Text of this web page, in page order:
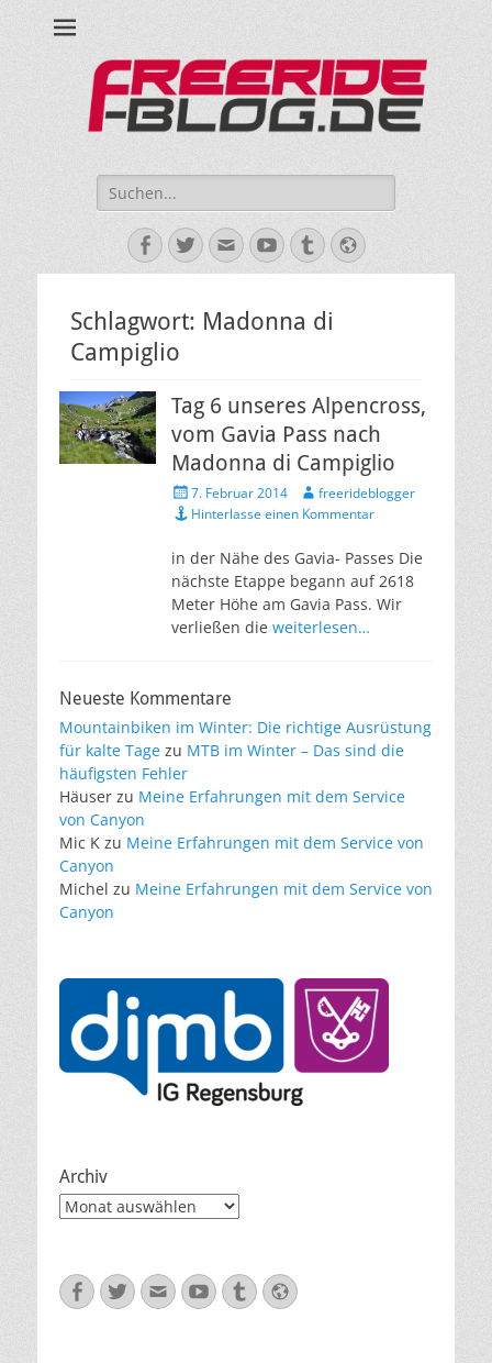
Suche
nach:
Facebook
Twitter
E-
Mail
YouTube
TumblrWebsite
Schlagwort: Madonna di
Campiglio
Tag 6 unseres Alpencross,
vom Gavia Pass nach
Madonna di Campiglio
Veröffentlicht
am
7. Februar 2014 Autorfreerideblogger
Hinterlasse einen Kommentar
in der Nähe des Gavia- Passes Die
nächste Etappe begann auf 2618
Meter Höhe am Gavia Pass. Wir
verließen die weiterlesen…
Neueste Kommentare
Mountainbiken im Winter: Die richtige Ausrüstung
für kalte Tage zu MTB im Winter – Das sind die
häufigsten Fehler
Häuser zu Meine Erfahrungen mit dem Service
von Canyon
Mic K zu Meine Erfahrungen mit dem Service von
Canyon
Michel zu Meine Erfahrungen mit dem Service von
Canyon
Archiv
Archiv
Facebook
Twitter
E-
Mail
YouTube
TumblrWebsite